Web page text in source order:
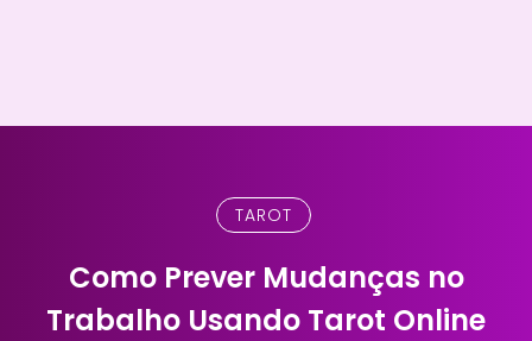
TAROT
Como Prever Mudanças no
Trabalho Usando Tarot Online